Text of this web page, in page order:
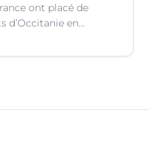
ont placé de
d’Occitanie en
orages violents.